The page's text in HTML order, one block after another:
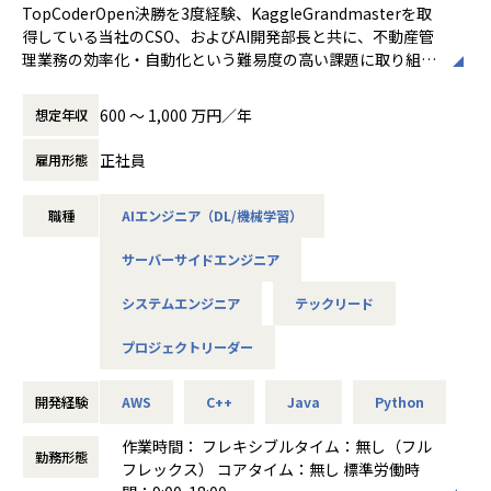
TopCoderOpen決勝を3度経験、KaggleGrandmasterを取
得している当社のCSO、およびAI開発部長と共に、不動産管
理業務の効率化・自動化という難易度の高い課題に取り組ん
【業務内容】
不動産管理クラウドシステムの運用時に発生する、画像・音
声・テキスト・各種センサーによる膨大な独自データ等を用
業界の課題を見極めつつ、AIでどうアプローチするか、技術
力しながら開発チームをマネジメントし、事業展開を主導し
- チームにおける技術面の最終的な判断や優先順位の決定
理、ビッグデータ、データマイニング、その他のリード
レンジング、モデリング、性能評価、レポーティング、製品
- データ入力用の補助UI開発のリード - コードレビューや
テスト設計などでチーム開発における製品の品質を高め維持
想定年収 600 〜 1,000 万円／年
雇用形態 正社員
職種 AIエンジニア（DL/機械学習）
サーバーサイドエンジニア
システムエンジニア テックリード
プロジェクトリーダー
開発経験 AWS C++ Java Python
勤務形態
作業時間： フレキシブルタイム：無し（フル
フレックス） コアタイム：無し 標準労働時